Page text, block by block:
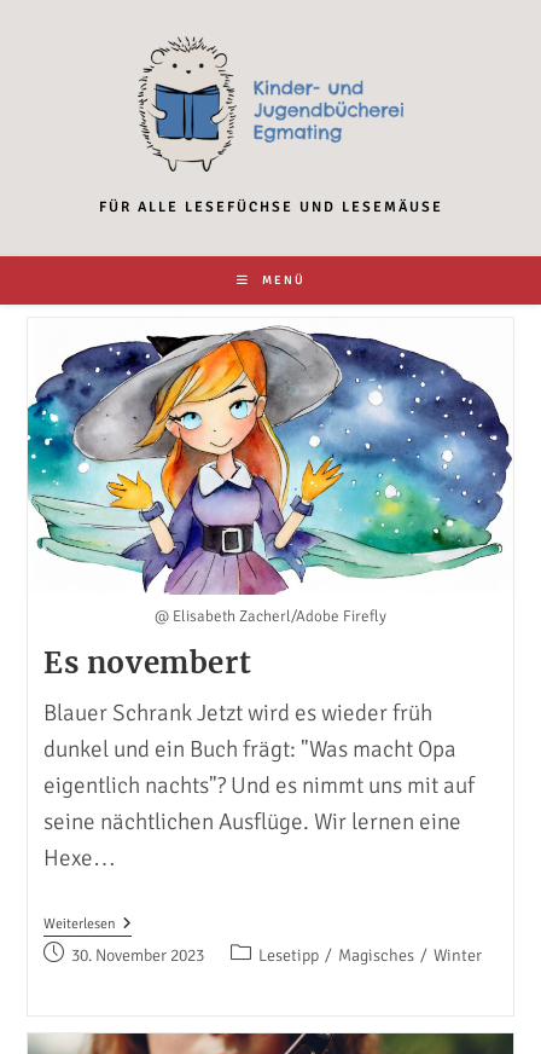
FÜR ALLE LESEFÜCHSE UND LESEMÄUSE
MENÜ
@ Elisabeth Zacherl/Adobe Firefly
Es novembert
Blauer Schrank Jetzt wird es wieder früh
dunkel und ein Buch frägt: "Was macht Opa
eigentlich nachts"? Und es nimmt uns mit auf
seine nächtlichen Ausflüge. Wir lernen eine
Hexe…
WeiterlesenEs
Novembert
Beitrag30. November 2023
Beitrags-
Lesetipp / Magisches / Winter